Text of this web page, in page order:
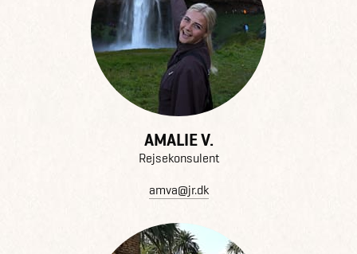
AMALIE V.
Rejsekonsulent
amva@jr.dk